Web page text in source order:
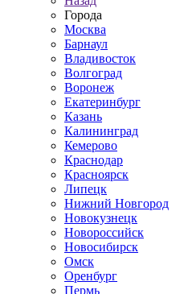
Города
Москва
Барнаул
Владивосток
Волгоград
Воронеж
Екатеринбург
Казань
Калининград
Кемерово
Краснодар
Красноярск
Липецк
Нижний Новгород
Новокузнецк
Новороссийск
Новосибирск
Омск
Оренбург
Пермь